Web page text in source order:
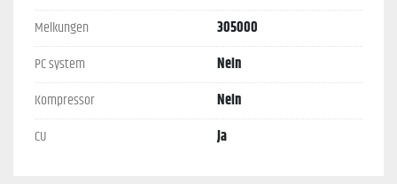
Melkungen
305000
PC system
Nein
Kompressor
Nein
CU
Ja